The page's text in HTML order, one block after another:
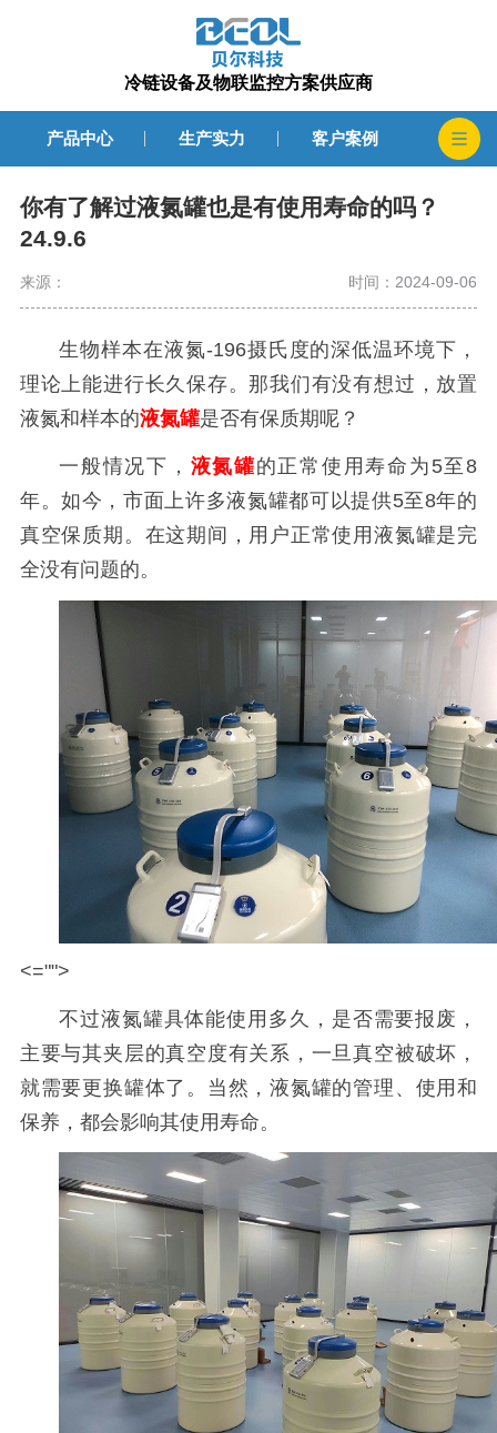
冷链设备及物联监控方案供应商
产品中心 生产实力 客户案例
你有了解过液氮罐也是有使用寿命的吗？
24.9.6
来源： 时间：2024-09-06
生物样本在液氮-196摄氏度的深低温环境下，
理论上能进行长久保存。那我们有没有想过，放置
液氮和样本的液氮罐是否有保质期呢？
一般情况下， 液氮罐的正常使用寿命为 5至8
年。如今，市面上许多液氮罐都可以提供5至8年的
真空保质期。在这期间，用户正常使用液氮罐是完
全没有问题的。
<="">
不过液氮罐具体能使用多久，是否需要报废，
主要与其夹层的真空度有关系，一旦真空被破坏，
就需要更换罐体了。当然，液氮罐的管理、使用和
保养，都会影响其使用寿命。